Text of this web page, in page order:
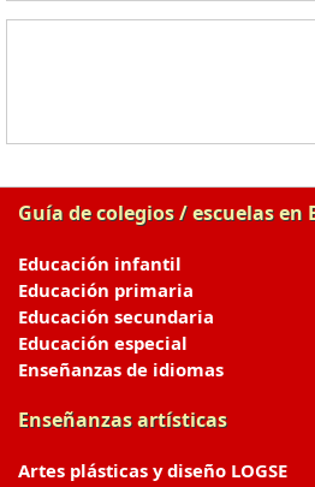
Guía de colegios / escuelas en
Educación infantil
Educación primaria
Educación secundaria
Educación especial
Enseñanzas de idiomas
Enseñanzas artísticas
Artes plásticas y diseño LOGSE